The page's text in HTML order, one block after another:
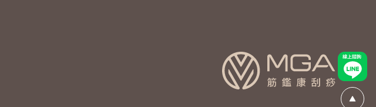
線上諮
Go Top